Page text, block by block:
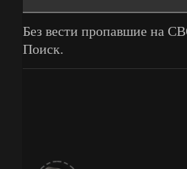
Без вести пропавшие на
Поиск.